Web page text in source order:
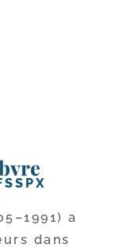
a
dans